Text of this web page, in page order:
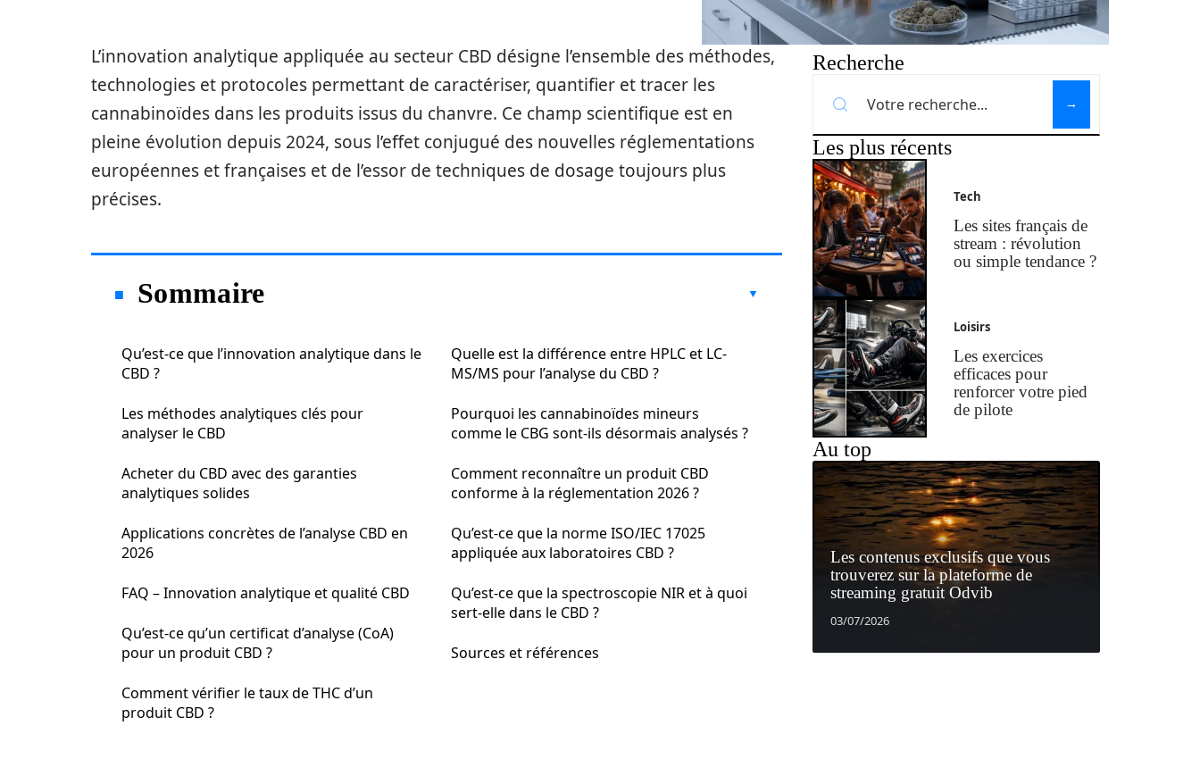
L’innovation analytique appliquée au secteur CBD désigne l’ensemble des méthodes,
technologies et protocoles permettant de caractériser, quantifier et tracer les
cannabinoïdes dans les produits issus du chanvre. Ce champ scientifique est en
pleine évolution depuis 2024, sous l’effet conjugué des nouvelles réglementations
européennes et françaises et de l’essor de techniques de dosage toujours plus
précises.
Sommaire
Qu’est-ce que l’innovation analytique dans le
CBD ?
Les méthodes analytiques clés pour
analyser le CBD
Acheter du CBD avec des garanties
analytiques solides
Applications concrètes de l’analyse CBD en
2026
FAQ – Innovation analytique et qualité CBD
Qu’est-ce qu’un certificat d’analyse (CoA)
pour un produit CBD ?
Comment vérifier le taux de THC d’un
produit CBD ?
Quelle est la différence entre HPLC et LC-
MS/MS pour l’analyse du CBD ?
Pourquoi les cannabinoïdes mineurs
comme le CBG sont-ils désormais analysés ?
Comment reconnaître un produit CBD
conforme à la réglementation 2026 ?
Qu’est-ce que la norme ISO/IEC 17025
appliquée aux laboratoires CBD ?
Qu’est-ce que la spectroscopie NIR et à quoi
sert-elle dans le CBD ?
Sources et références
Recherche
Les plus récents
Tech
Les sites français de
stream : révolution
ou simple tendance ?
Loisirs
Les exercices
efficaces pour
renforcer votre pied
de pilote
Au top
Les contenus exclusifs que vous
trouverez sur la plateforme de
streaming gratuit Odvib
03/07/2026